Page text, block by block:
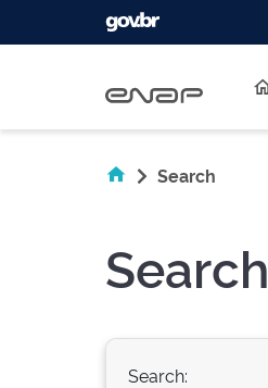
Search
Search
Search: